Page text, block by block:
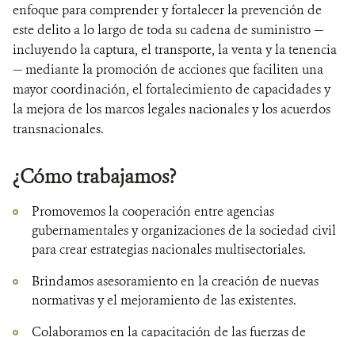
enfoque para comprender y fortalecer la prevención de
este delito a lo largo de toda su cadena de suministro —
incluyendo la captura, el transporte, la venta y la tenencia
— mediante la promoción de acciones que faciliten una
mayor coordinación, el fortalecimiento de capacidades y
la mejora de los marcos legales nacionales y los acuerdos
transnacionales.
¿Cómo trabajamos?
Promovemos la cooperación entre agencias
gubernamentales y organizaciones de la sociedad civil
para crear estrategias nacionales multisectoriales.
Brindamos asesoramiento en la creación de nuevas
normativas y el mejoramiento de las existentes.
Colaboramos en la capacitación de las fuerzas de